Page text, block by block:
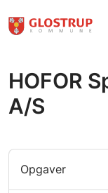
HOFOR
A/S
Opgaver